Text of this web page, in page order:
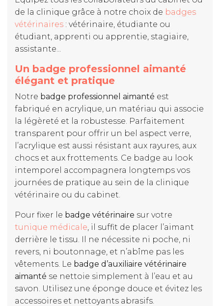
de la clinique grâce à notre choix de badges
vétérinaires : vétérinaire, étudiante ou
étudiant, apprenti ou apprentie, stagiaire,
assistante...
Un badge professionnel aimanté
élégant et pratique
Notre badge professionnel aimanté est
fabriqué en acrylique, un matériau qui associe
la légèreté et la robustesse. Parfaitement
transparent pour offrir un bel aspect verre,
l’acrylique est aussi résistant aux rayures, aux
chocs et aux frottements. Ce badge au look
intemporel accompagnera longtemps vos
journées de pratique au sein de la clinique
vétérinaire ou du cabinet.
Pour fixer le badge vétérinaire sur votre
tunique médicale, il suffit de placer l’aimant
derrière le tissu. Il ne nécessite ni poche, ni
revers, ni boutonnage, et n’abîme pas les
vêtements. Le badge d’auxiliaire vétérinaire
aimanté se nettoie simplement à l’eau et au
savon. Utilisez une éponge douce et évitez les
accessoires et nettoyants abrasifs.